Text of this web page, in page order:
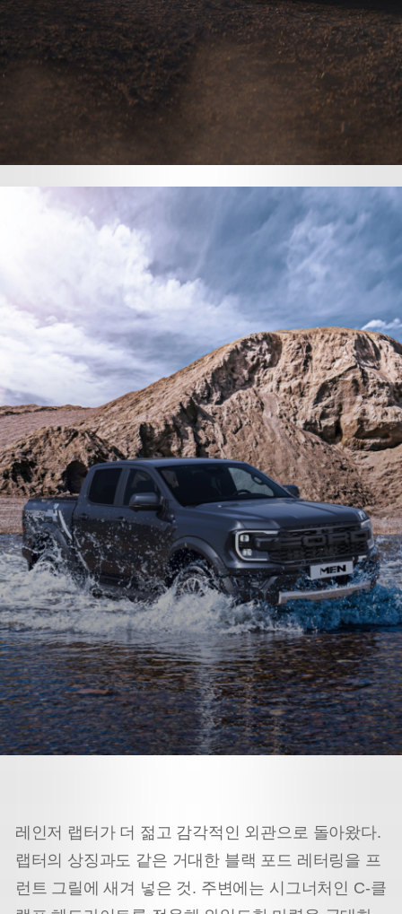
레인저 랩터가 더 젊고 감각적인 외관으로 돌아왔다.
랩터의 상징과도 같은 거대한 블랙 포드 레터링을 프
런트 그릴에 새겨 넣은 것. 주변에는 시그너처인 C-클